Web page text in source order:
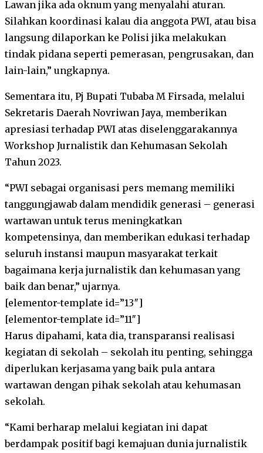
Lawan jika ada oknum yang menyalahi aturan.
Silahkan koordinasi kalau dia anggota PWI, atau bisa
langsung dilaporkan ke Polisi jika melakukan
tindak pidana seperti pemerasan, pengrusakan, dan
lain-lain,” ungkapnya.
Sementara itu, Pj Bupati Tubaba M Firsada, melalui
Sekretaris Daerah Novriwan Jaya, memberikan
apresiasi terhadap PWI atas diselenggarakannya
Workshop Jurnalistik dan Kehumasan Sekolah
Tahun 2023.
“PWI sebagai organisasi pers memang memiliki
tanggungjawab dalam mendidik generasi – generasi
wartawan untuk terus meningkatkan
kompetensinya, dan memberikan edukasi terhadap
seluruh instansi maupun masyarakat terkait
bagaimana kerja jurnalistik dan kehumasan yang
baik dan benar,” ujarnya.
[elementor-template id=”13″]
[elementor-template id=”11″]
Harus dipahami, kata dia, transparansi realisasi
kegiatan di sekolah – sekolah itu penting, sehingga
diperlukan kerjasama yang baik pula antara
wartawan dengan pihak sekolah atau kehumasan
sekolah.
“Kami berharap melalui kegiatan ini dapat
berdampak positif bagi kemajuan dunia jurnalistik